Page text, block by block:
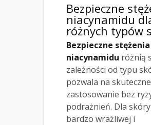
Bezpieczne
niacynamidu
różnych typów
Bezpieczne stężenia
niacynamidu różnią
zależności od typu
pozwala na
zastosowanie bez
podrażnień. Dla skóry
bardzo wrażliwej i